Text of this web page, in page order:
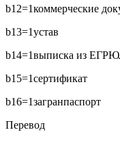
b12=1коммерческие
b13=1устав
b14=1выписка из
b15=1сертификат
b16=1загранпаспорт
Перевод